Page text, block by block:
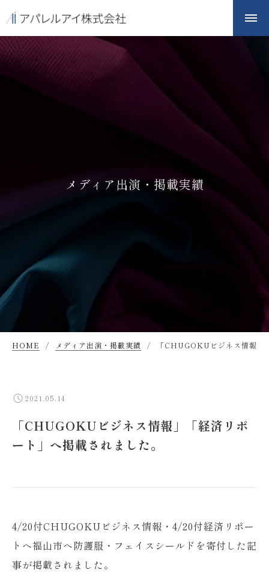
メディア出演・掲載実績
HOME メディア出演・掲載実績 「CHUGOKUビジネス情報」
2021.05.14
「CHUGOKUビジネス情報」「経済リポ
ート」へ掲載されました。
4/20付CHUGOKUビジネス情報・4/20付経済リポー
トへ福山市へ防護服・フェイスシールドを寄付した記
事が掲載されました。